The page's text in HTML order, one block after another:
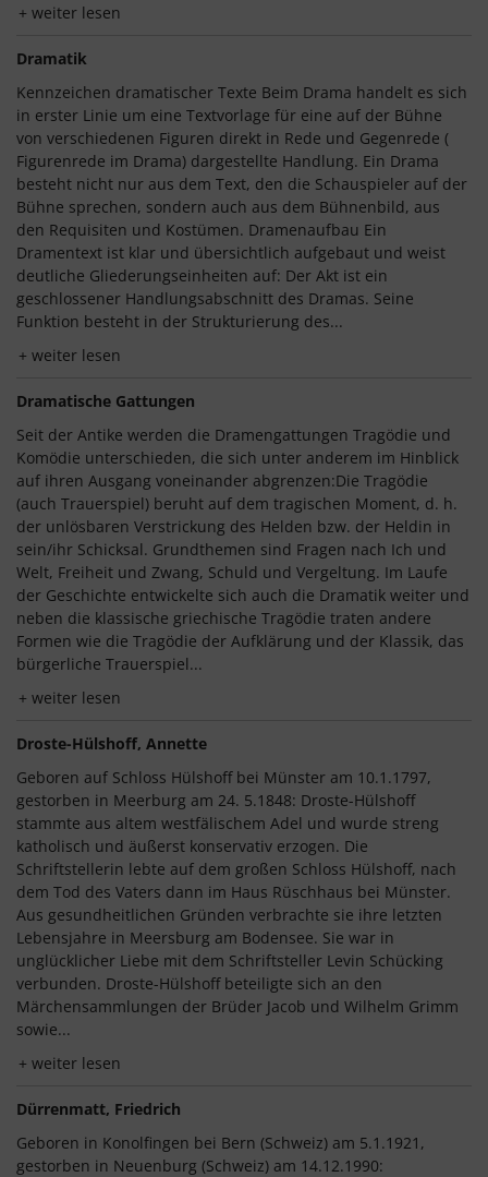
weiter lesen
Dramatik
Kennzeichen dramatischer Texte Beim Drama handelt es sich
in erster Linie um eine Textvorlage für eine auf der Bühne
von verschiedenen Figuren direkt in Rede und Gegenrede (
Figurenrede im Drama) dargestellte Handlung. Ein Drama
besteht nicht nur aus dem Text, den die Schauspieler auf der
Bühne sprechen, sondern auch aus dem Bühnenbild, aus
den Requisiten und Kostümen. Dramenaufbau Ein
Dramentext ist klar und übersichtlich aufgebaut und weist
deutliche Gliederungseinheiten auf: Der Akt ist ein
geschlossener Handlungsabschnitt des Dramas. Seine
Funktion besteht in der Strukturierung des...
weiter lesen
Dramatische Gattungen
Seit der Antike werden die Dramengattungen Tragödie und
Komödie unterschieden, die sich unter anderem im Hinblick
auf ihren Ausgang voneinander abgrenzen:Die Tragödie
(auch Trauerspiel) beruht auf dem tragischen Moment, d. h.
der unlösbaren Verstrickung des Helden bzw. der Heldin in
sein/ihr Schicksal. Grundthemen sind Fragen nach Ich und
Welt, Freiheit und Zwang, Schuld und Vergeltung. Im Laufe
der Geschichte entwickelte sich auch die Dramatik weiter und
neben die klassische griechische Tragödie traten andere
Formen wie die Tragödie der Aufklärung und der Klassik, das
bürgerliche Trauerspiel...
weiter lesen
Droste-Hülshoff, Annette
Geboren auf Schloss Hülshoff bei Münster am 10.1.1797,
gestorben in Meerburg am 24. 5.1848: Droste-Hülshoff
stammte aus altem westfälischem Adel und wurde streng
katholisch und äußerst konservativ erzogen. Die
Schriftstellerin lebte auf dem großen Schloss Hülshoff, nach
dem Tod des Vaters dann im Haus Rüschhaus bei Münster.
Aus gesundheitlichen Gründen verbrachte sie ihre letzten
Lebensjahre in Meersburg am Bodensee. Sie war in
unglücklicher Liebe mit dem Schriftsteller Levin Schücking
verbunden. Droste-Hülshoff beteiligte sich an den
Märchensammlungen der Brüder Jacob und Wilhelm Grimm
sowie...
weiter lesen
Dürrenmatt, Friedrich
Geboren in Konolfingen bei Bern (Schweiz) am 5.1.1921,
gestorben in Neuenburg (Schweiz) am 14.12.1990: